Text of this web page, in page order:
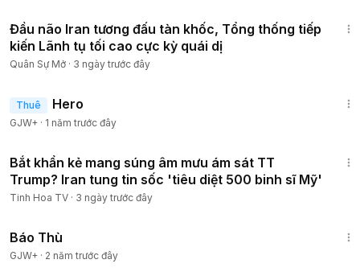
Đầu não Iran tương đấu tàn khốc, Tổng thống tiếp
kiến Lãnh tụ tối cao cực kỳ quái dị
Quân Sự Mở · 3 ngày trước đây
Thuê Hero
GJW+ · 1 năm trước đây
Bắt khẩn kẻ mang súng âm mưu ám sát TT
Trump? Iran tung tin sốc 'tiêu diệt 500 binh sĩ Mỹ'
Tinh Hoa TV · 3 ngày trước đây
Báo Thù
GJW+ · 2 năm trước đây